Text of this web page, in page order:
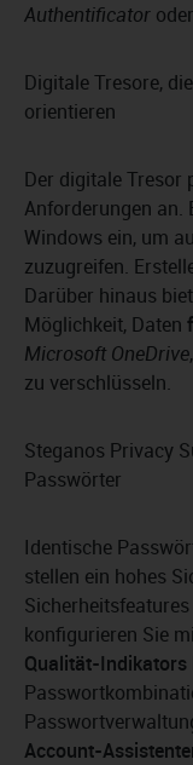
Authentificator oder
Digitale Tresore,
orientieren
Der digitale Tresor
Anforderungen an.
Windows ein, um
zuzugreifen.
Darüber hinaus
Möglichkeit, Daten
Microsoft OneDrive,
zu verschlüsseln.
Steganos Privacy
Passwörter
Identische
stellen ein hohes
konfigurieren Sie
Qualität-Indikators
Account-